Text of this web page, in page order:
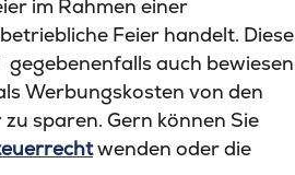
im Rahmen einer
Feier handelt. Diese
auch bewiesen
Werbungskosten von den
sparen. Gern können Sie
wenden oder die